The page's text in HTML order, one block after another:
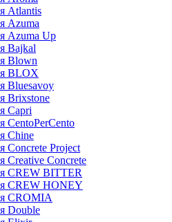
Atlantis
Azuma
Azuma Up
Bajkal
Blown
BLOX
Bluesavoy
Brixstone
Capri
CentoPerCento
Chine
Concrete Project
Creative Concrete
CREW BITTER
CREW HONEY
CROMIA
Double